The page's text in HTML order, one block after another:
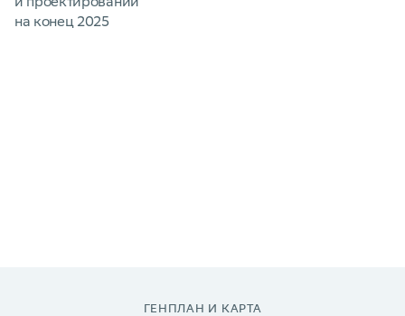
на конец 2025
ГЕНПЛАН И КАРТА